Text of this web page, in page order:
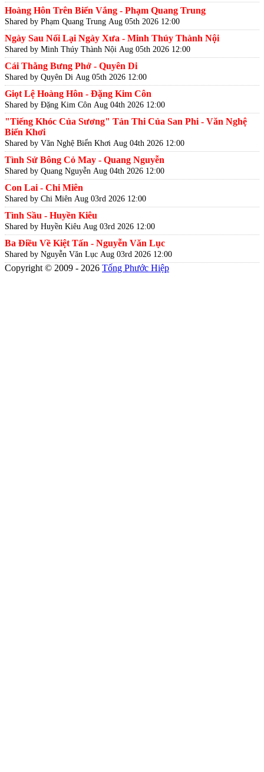
Hoàng Hôn Trên Biển Vắng - Phạm Quang Trung
Shared by Phạm Quang Trung Aug 05th 2026 12:00
Ngày Sau Nối Lại Ngày Xưa - Minh Thúy Thành Nội
Shared by Minh Thúy Thành Nội Aug 05th 2026 12:00
Cái Thằng Bưng Phở - Quyên Di
Shared by Quyên Di Aug 05th 2026 12:00
Giọt Lệ Hoàng Hôn - Đặng Kim Côn
Shared by Đặng Kim Côn Aug 04th 2026 12:00
"Tiếng Khóc Của Sương" Tản Thi Của San Phi - Văn Nghệ
Biển Khơi
Shared by Văn Nghệ Biển Khơi Aug 04th 2026 12:00
Tình Sử Bông Cỏ May - Quang Nguyễn
Shared by Quang Nguyễn Aug 04th 2026 12:00
Con Lai - Chi Miên
Shared by Chi Miên Aug 03rd 2026 12:00
Tình Sầu - Huyền Kiêu
Shared by Huyền Kiêu Aug 03rd 2026 12:00
Ba Điều Về Kiệt Tấn - Nguyễn Văn Lục
Shared by Nguyễn Văn Lục Aug 03rd 2026 12:00
Copyright © 2009 - 2026 Tống Phước Hiệp